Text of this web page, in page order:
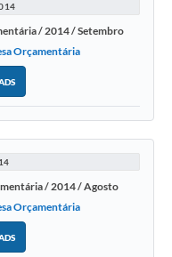
/ 2014 / Setembro
Orçamentária
/ 2014 / Agosto
Orçamentária